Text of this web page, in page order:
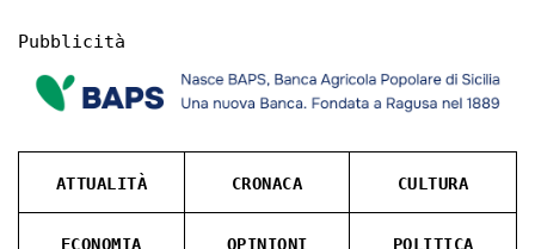
Pubblicità
ATTUALITÀ CRONACA CULTURA
ECONOMIA OPINIONI POLITICA